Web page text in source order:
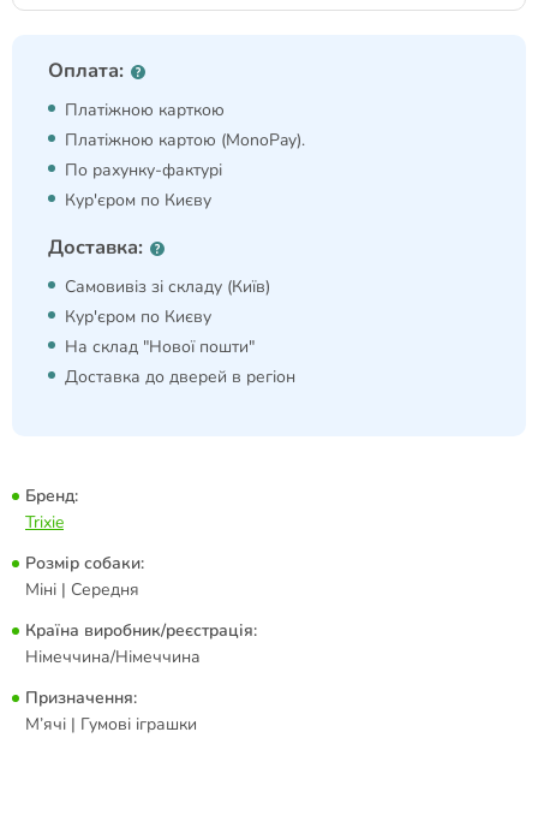
Оплата:
Платіжною карткою
Платіжною картою (MonoPay).
По рахунку-фактурі
Кур'єром по Києву
Доставка:
Самовивіз зі складу (Київ)
Кур'єром по Києву
На склад "Нової пошти"
Доставка до дверей в регіон
Бренд:
Trixie
Розмір собаки:
Міні | Середня
Країна виробник/реєстрація:
Німеччина/Німеччина
Призначення:
М’ячі | Гумові іграшки